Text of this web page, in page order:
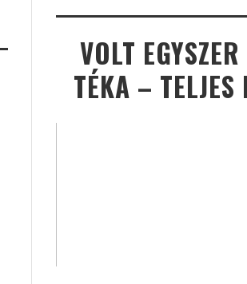
VOLT EGYSZER
TÉKA – TELJES